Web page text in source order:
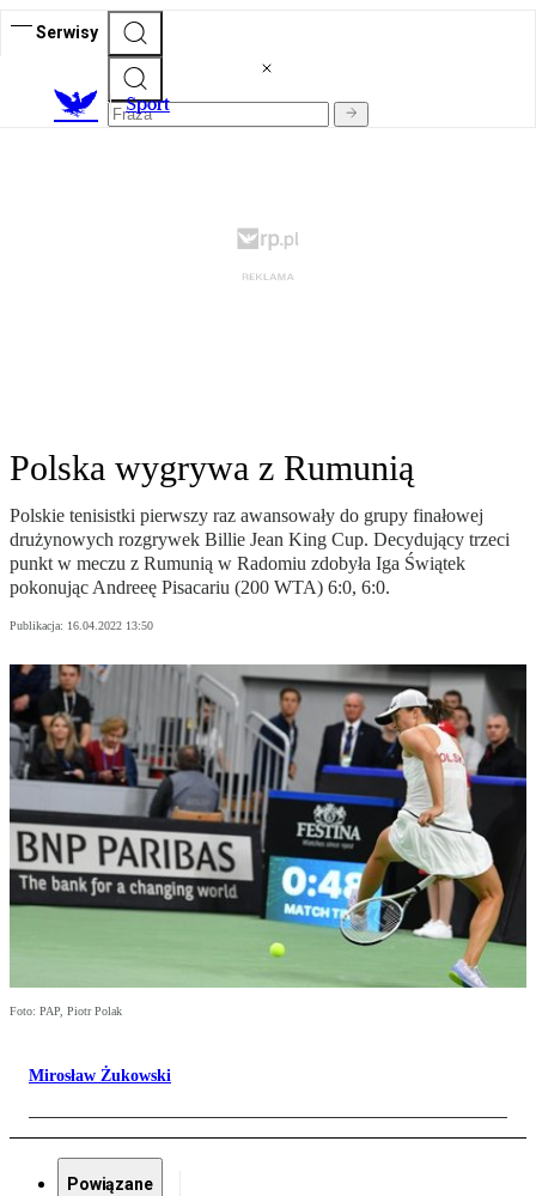
Serwisy
Sport
Polska wygrywa z Rumunią
Polskie tenisistki pierwszy raz awansowały do grupy finałowej
drużynowych rozgrywek Billie Jean King Cup. Decydujący trzeci
punkt w meczu z Rumunią w Radomiu zdobyła Iga Świątek
pokonując Andreeę Pisacariu (200 WTA) 6:0, 6:0.
Publikacja: 16.04.2022 13:50
Foto: PAP, Piotr Polak
Mirosław Żukowski
Powiązane